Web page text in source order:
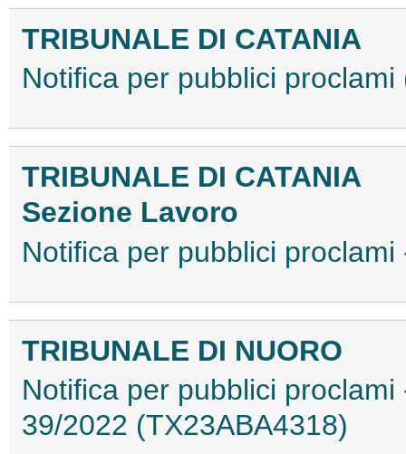
TRIBUNALE DI CATANIA
Notifica per pubblici
TRIBUNALE DI CATANIA
Sezione Lavoro
Notifica per pubblici
TRIBUNALE DI NUORO
Notifica per pubblici
39/2022 (TX23ABA4318)